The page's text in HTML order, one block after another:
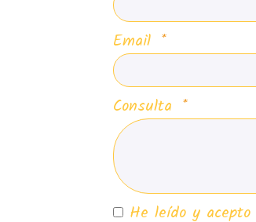
Email
Consulta
He leído y